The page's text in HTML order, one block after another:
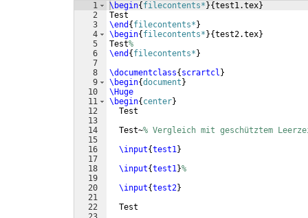
1
2
3
4
5
6
7
8
9
10
11
12
13
14
15
16
17
18
19
20
21
22
\begin{ filecontents* }{test1.tex}
Test
\end { filecontents* }
\begin{ filecontents* }{test2.tex}
Test%
\end { filecontents* }
\documentclass{ scrartcl }
\begin{document }
\Huge
\begin{ center}
  Test
  Test~
% Vergleich mit geschütztem
\input{test1}
\input{test1}%
\input{test2}
  Test